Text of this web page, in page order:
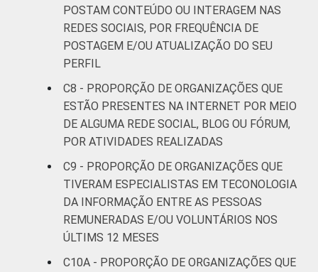
POSTAM CONTEÚDO OU INTERAGEM NAS
REDES SOCIAIS, POR FREQUÊNCIA DE
POSTAGEM E/OU ATUALIZAÇÃO DO SEU
PERFIL
C8 - PROPORÇÃO DE ORGANIZAÇÕES QUE
ESTÃO PRESENTES NA INTERNET POR MEIO
DE ALGUMA REDE SOCIAL, BLOG OU FÓRUM,
POR ATIVIDADES REALIZADAS
C9 - PROPORÇÃO DE ORGANIZAÇÕES QUE
TIVERAM ESPECIALISTAS EM TECONOLOGIA
DA INFORMAÇÃO ENTRE AS PESSOAS
REMUNERADAS E/OU VOLUNTÁRIOS NOS
ÚLTIMS 12 MESES
C10A - PROPORÇÃO DE ORGANIZAÇÕES QUE